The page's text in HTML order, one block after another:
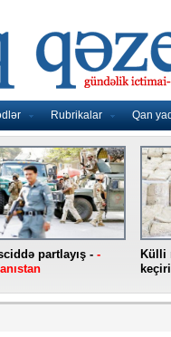
Rubrikalar Qan
partlayış --
Külli